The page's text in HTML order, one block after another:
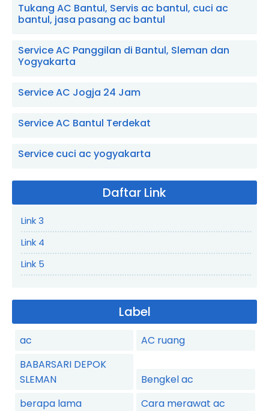
Tukang AC Bantul, Servis ac bantul, cuci ac
bantul, jasa pasang ac bantul
Service AC Panggilan di Bantul, Sleman dan
Yogyakarta
Service AC Jogja 24 Jam
Service AC Bantul Terdekat
Service cuci ac yogyakarta
Daftar Link
Link 3
Link 4
Link 5
Label
ac
AC ruang
BABARSARI DEPOK
SLEMAN
Bengkel ac
berapa lama
Cara merawat ac